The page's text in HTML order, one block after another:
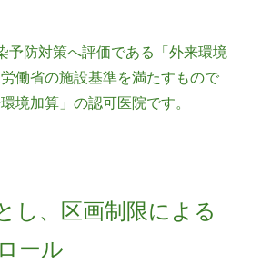
防対策へ評価である「外来環境
働省の施設基準を満たすもので
境加算」の認可医院です。
し、区画制限による
ール